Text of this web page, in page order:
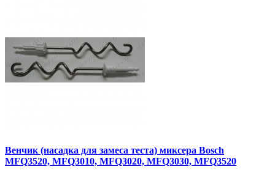
Венчик (насадка для замеса теста) миксера Bosch
MFQ3520, MFQ3010, MFQ3020, MFQ3030, MFQ3520